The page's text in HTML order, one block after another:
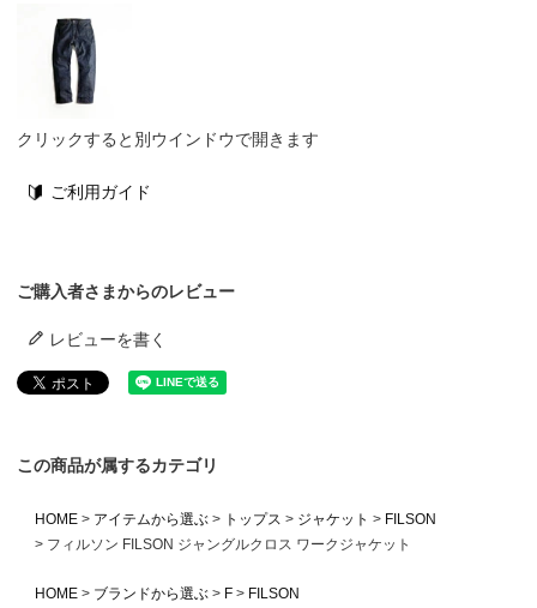
クリックすると別ウインドウで開きます
ご利用ガイド
ご購入者さまからのレビュー
レビューを書く
この商品が属するカテゴリ
HOME アイテムから選ぶ トップス ジャケット
FILSON
フィルソン FILSON ジャングルクロス ワークジャケット
HOME ブランドから選ぶ F
FILSON